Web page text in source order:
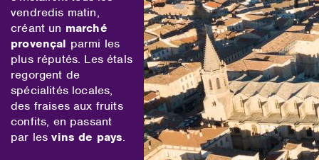
vendredis matin,
créant un marché
provençal parmi les
plus réputés. Les étals
regorgent de
spécialités locales,
des fraises aux fruits
confits, en passant
par lesvins de pays.